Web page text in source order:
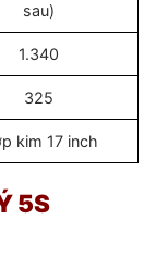
sau)
1.340
325
kim 17 inch
5S